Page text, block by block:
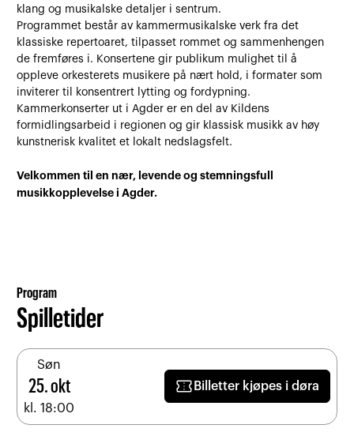
klang og musikalske detaljer i sentrum.
Programmet består av kammermusikalske verk fra det
klassiske repertoaret, tilpasset rommet og sammenhengen
de fremføres i. Konsertene gir publikum mulighet til å
oppleve orkesterets musikere på nært hold, i formater som
inviterer til konsentrert lytting og fordypning.
Kammerkonserter ut i Agder er en del av Kildens
formidlingsarbeid i regionen og gir klassisk musikk av høy
kunstnerisk kvalitet et lokalt nedslagsfelt.
Velkommen til en nær, levende og stemningsfull
musikkopplevelse i Agder.
Program
Spilletider
Søn
25. okt
kl. 18:00
confirmation_number Billetter kjøpes i døra